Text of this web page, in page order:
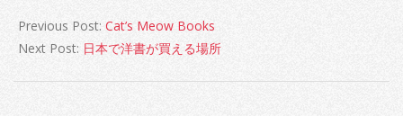
11-
01
Previous Post: Cat’s Meow Books
Next Post: 日本で洋書が買える場所